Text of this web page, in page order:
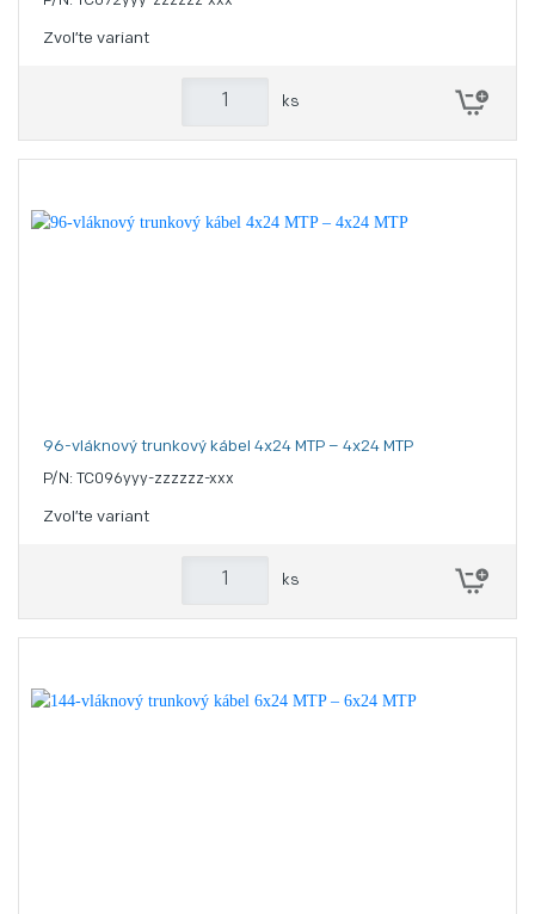
Zvoľte variant
ks
96-vláknový trunkový kábel 4x24 MTP – 4x24 MTP
P/N: TC096yyy-zzzzzz-xxx
Zvoľte variant
ks